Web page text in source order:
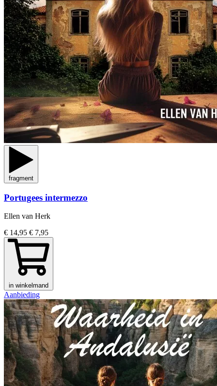
fragment
Portugees intermezzo
Ellen van Herk
€ 14,95 € 7,95
in winkelmand
Aanbieding